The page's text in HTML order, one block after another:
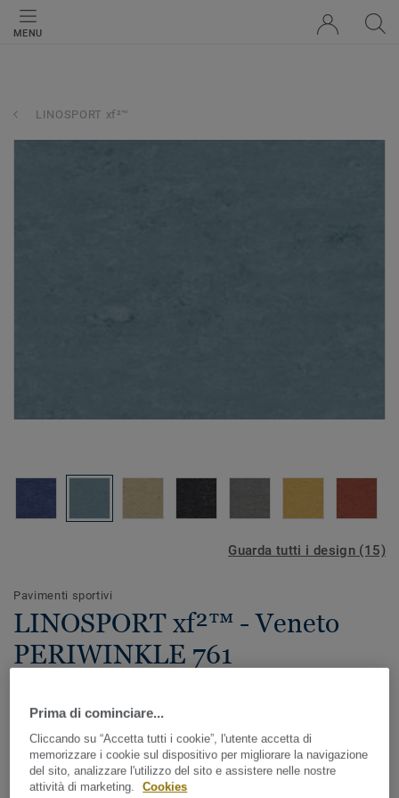
MENU
LINOSPORT xf²™
Guarda tutti i design (15)
Pavimenti sportivi
LINOSPORT xf²™ - Veneto
PERIWINKLE 761
offre un'eccellente resistenza al traffico e all'impronta
residua grazie alla sua struttura omogenea. Trattato in
fabbrica con l'esclusivo trattamento superficiale xf²™ per
un'estrema durata, una pulizia facile e una manutenzione a
Mostra tutto
Prima di cominciare...
Cliccando su “Accetta tutti i cookie”, l'utente accetta di
memorizzare i cookie sul dispositivo per migliorare la navigazione
del sito, analizzare l'utilizzo del sito e assistere nelle nostre
attività di marketing.
Cookies